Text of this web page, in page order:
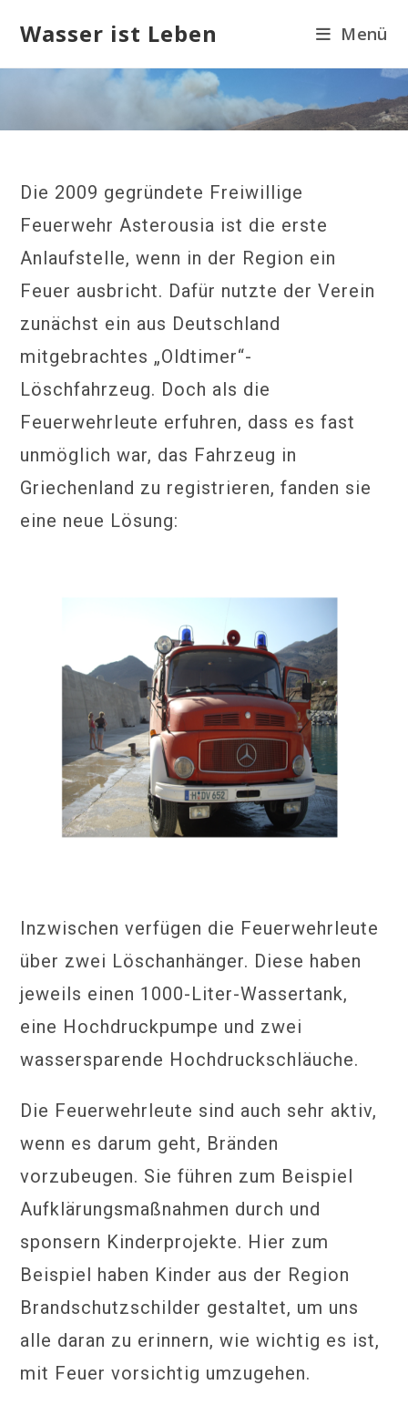
InhaltWasser ist Leben Menü
Die 2009 gegründete Freiwillige
Feuerwehr Asterousia ist die erste
Anlaufstelle, wenn in der Region ein
Feuer ausbricht. Dafür nutzte der Verein
zunächst ein aus Deutschland
mitgebrachtes „Oldtimer“-
Löschfahrzeug. Doch als die
Feuerwehrleute erfuhren, dass es fast
unmöglich war, das Fahrzeug in
Griechenland zu registrieren, fanden sie
eine neue Lösung:
Inzwischen verfügen die Feuerwehrleute
über zwei Löschanhänger. Diese haben
jeweils einen 1000-Liter-Wassertank,
eine Hochdruckpumpe und zwei
wassersparende Hochdruckschläuche.
Die Feuerwehrleute sind auch sehr aktiv,
wenn es darum geht, Bränden
vorzubeugen. Sie führen zum Beispiel
Aufklärungsmaßnahmen durch und
sponsern Kinderprojekte. Hier zum
Beispiel haben Kinder aus der Region
Brandschutzschilder gestaltet, um uns
alle daran zu erinnern, wie wichtig es ist,
mit Feuer vorsichtig umzugehen.